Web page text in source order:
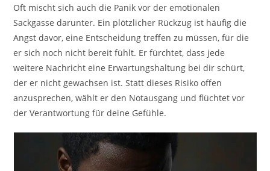
Oft mischt sich auch die Panik vor der emotionalen
Sackgasse darunter. Ein plötzlicher Rückzug ist häufig die
Angst davor, eine Entscheidung treffen zu müssen, für die
er sich noch nicht bereit fühlt. Er fürchtet, dass jede
weitere Nachricht eine Erwartungshaltung bei dir schürt,
der er nicht gewachsen ist. Statt dieses Risiko offen
anzusprechen, wählt er den Notausgang und flüchtet vor
der Verantwortung für deine Gefühle.